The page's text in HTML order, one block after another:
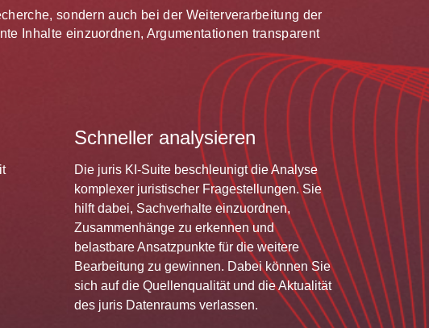
sondern auch bei der Weiterverarbeitung der
Inhalte einzuordnen, Argumentationen transparent
Schneller analysieren
Die juris KI-Suite beschleunigt die Analyse
komplexer juristischer Fragestellungen. Sie
hilft dabei, Sachverhalte einzuordnen,
Zusammenhänge zu erkennen und
belastbare Ansatzpunkte für die weitere
Bearbeitung zu gewinnen. Dabei können Sie
sich auf die Quellenqualität und die Aktualität
des juris Datenraums verlassen.